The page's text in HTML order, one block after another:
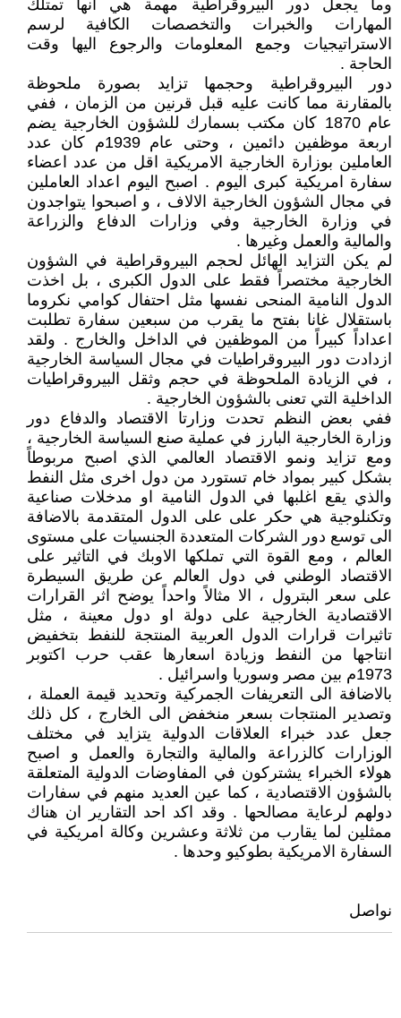
وما يجعل دور البيروقراطية مهمة هي انها تمتلك
المهارات والخبرات والتخصصات الكافية لرسم
الاستراتيجيات وجمع المعلومات والرجوع اليها وقت
الحاجة .
دور البيروقراطية وحجمها تزايد بصورة ملحوظة
بالمقارنة مما كانت عليه قبل قرنين من الزمان ، ففي
عام 1870 كان مكتب بسمارك للشؤون الخارجية يضم
اربعة موظفين دائمين ، وحتى عام 1939م كان عدد
العاملين بوزارة الخارجية الامريكية اقل من عدد اعضاء
سفارة امريكية كبرى اليوم . اصبح اليوم اعداد العاملين
في مجال الشؤون الخارجية الالاف ، و اصبحوا يتواجدون
في وزارة الخارجية وفي وزارات الدفاع والزراعة
والمالية والعمل وغيرها .
لم يكن التزايد الهائل لحجم البيروقراطية في الشؤون
الخارجية مختصراً فقط على الدول الكبرى ، بل اخذت
الدول النامية المنحى نفسها مثل احتفال كوامي نكروما
باستقلال غانا بفتح ما يقرب من سبعين سفارة تطلبت
اعداداً كبيراً من الموظفين في الداخل والخارج . ولقد
ازدادت دور البيروقراطيات في مجال السياسة الخارجية
، في الزيادة الملحوظة في حجم وثقل البيروقراطيات
الداخلية التي تعنى بالشؤون الخارجية .
ففي بعض النظم تحدت وزارتا الاقتصاد والدفاع دور
وزارة الخارجية البارز في عملية صنع السياسة الخارجية ،
ومع تزايد ونمو الاقتصاد العالمي الذي اصبح مربوطاً
بشكل كبير بمواد خام تستورد من دول اخرى مثل النفط
والذي يقع اغلبها في الدول النامية او مدخلات صناعية
وتكنلوجية هي حكر على على الدول المتقدمة بالاضافة
الى توسع دور الشركات المتعددة الجنسيات على مستوى
العالم ، ومع القوة التي تملكها الاوبك في التاثير على
الاقتصاد الوطني في دول العالم عن طريق السيطرة
على سعر البترول ، الا مثالاً واحداً يوضح اثر القرارات
الاقتصادية الخارجية على دولة او دول معينة ، مثل
تاثيرات قرارات الدول العربية المنتجة للنفط بتخفيض
انتاجها من النفط وزيادة اسعارها عقب حرب اكتوبر
1973م بين مصر وسوريا واسرائيل .
بالاضافة الى التعريفات الجمركية وتحديد قيمة العملة ،
وتصدير المنتجات بسعر منخفض الى الخارج ، كل ذلك
جعل عدد خبراء العلاقات الدولية يتزايد في مختلف
الوزارات كالزراعة والمالية والتجارة والعمل و اصبح
هولاء الخبراء يشتركون في المفاوضات الدولية المتعلقة
بالشؤون الاقتصادية ، كما عين العديد منهم في سفارات
دولهم لرعاية مصالحها . وقد اكد احد التقارير ان هناك
ممثلين لما يقارب من ثلاثة وعشرين وكالة امريكية في
السفارة الامريكية بطوكيو وحدها .
نواصل